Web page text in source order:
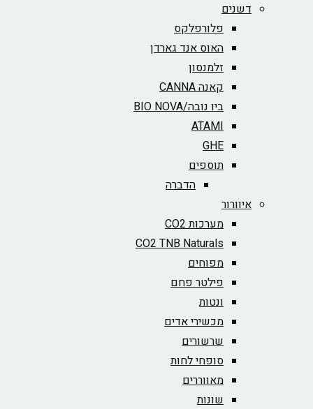
דשנים
פלורפלקס
האוס אנד גארדן
זלמנסון
קאנה CANNA
ביו נובה/BIO NOVA‏
ATAMI
GHE
תוספים
הדברה
איוורור
מערכות CO2
CO2 TNB Naturals
מפוחים
פילטר פחם
ונטות
מכשירי אדים
שרשורים
סופחי לחות
מאווררים
שונות